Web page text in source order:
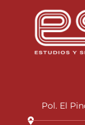
Pol. El